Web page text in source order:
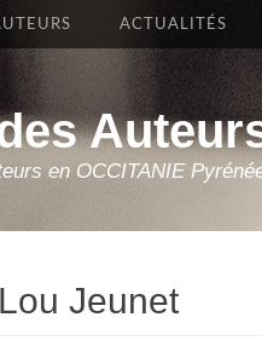
en OCCITANIE
ACTUALITÉS
Lou Jeunet